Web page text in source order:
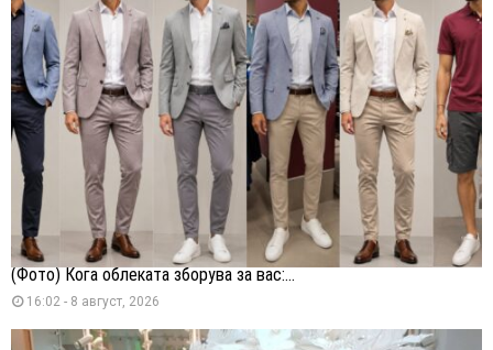
(Фото) Кога облеката зборува за вас:...
16:02 - 8 август, 2026